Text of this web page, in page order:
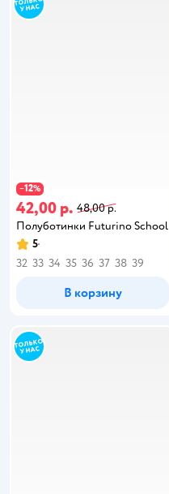
−12%
42,00 р. 48,00 р.
Полуботинки Futurino School
5
32 33 34 35 36 37 38 39
В корзину